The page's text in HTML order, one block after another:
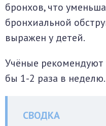
бронхов, что
бронхиальной
выражен у детей.
Учёные рекомендуют
бы 1-2 раза в неделю.